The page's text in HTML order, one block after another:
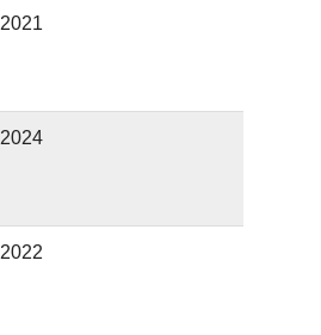
2021
2024
2022